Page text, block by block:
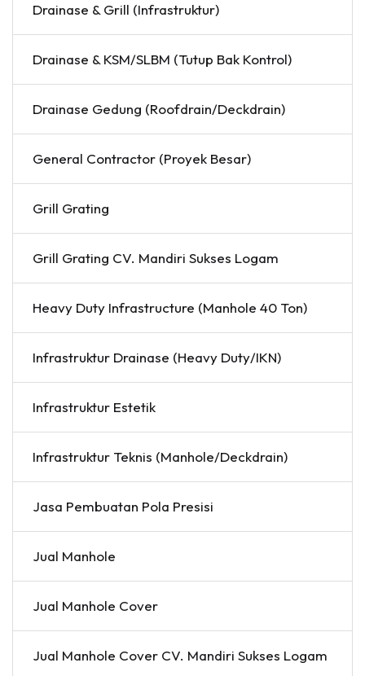
Drainase & Grill (Infrastruktur)
Drainase & KSM/SLBM (Tutup Bak Kontrol)
Drainase Gedung (Roofdrain/Deckdrain)
General Contractor (Proyek Besar)
Grill Grating
Grill Grating CV. Mandiri Sukses Logam
Heavy Duty Infrastructure (Manhole 40 Ton)
Infrastruktur Drainase (Heavy Duty/IKN)
Infrastruktur Estetik
Infrastruktur Teknis (Manhole/Deckdrain)
Jasa Pembuatan Pola Presisi
Jual Manhole
Jual Manhole Cover
Jual Manhole Cover CV. Mandiri Sukses Logam